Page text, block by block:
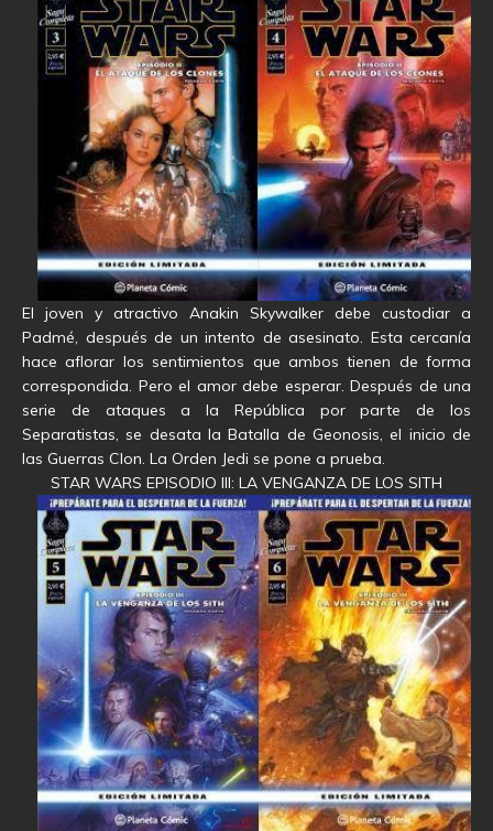
El joven y atractivo Anakin Skywalker debe custodiar a
Padmé, después de un intento de asesinato. Esta cercanía
hace aflorar los sentimientos que ambos tienen de forma
correspondida. Pero el amor debe esperar. Después de una
serie de ataques a la República por parte de los
Separatistas, se desata la Batalla de Geonosis, el inicio de
las Guerras Clon. La Orden Jedi se pone a prueba.
STAR WARS EPISODIO III: LA VENGANZA DE LOS SITH